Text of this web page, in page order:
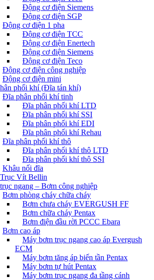
Động cơ điện Siemens
Động cơ điện SGP
Động cơ điện 1 pha
Động cơ điện TCC
Động cơ điện Enertech
Động cơ điện Siemens
Động cơ điện Teco
Động cơ điện công nghiệp
Động cơ điện mini
phối khí (Đĩa tán khí)
Đĩa phân phối khí tinh
Đĩa phân phối khí LTD
Đĩa phân phối khí SSI
Đĩa phân phối khí EDI
Đĩa phân phối khí Rehau
Đĩa phân phối khí thô
Đĩa phân phối khí thô LTD
Đĩa phân phối khí thô SSI
Khâu nối đĩa
Vít Bellin
ngang – Bơm công nghiệp
Bơm phòng cháy chữa cháy
Bơm chưa cháy EVERGUSH FF
Bơm chữa cháy Pentax
Bơm điện đầu rời PCCC Ebara
Bơm cao áp
Máy bơm trục ngang cao áp Evergush
ECM
Máy bơm tăng áp biến tần Pentax
Máy bơm tự hút Pentax
Máy bơm trục ngang đa tầng cánh